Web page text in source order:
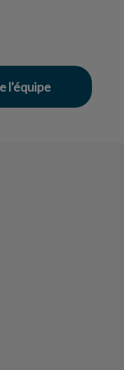
l'équipe